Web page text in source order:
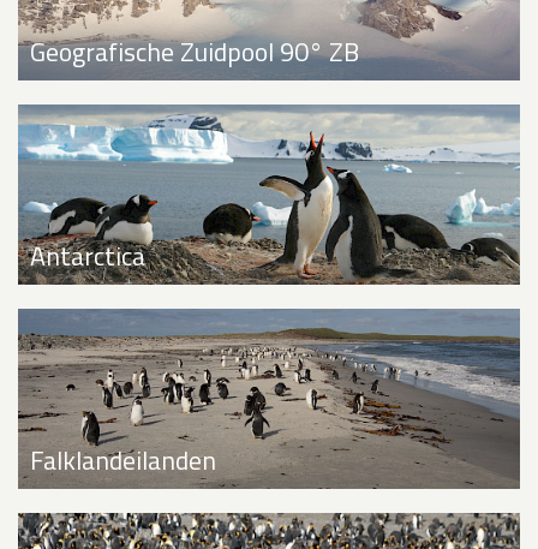
Geografische Zuidpool 90° ZB
Antarctica
Falklandeilanden